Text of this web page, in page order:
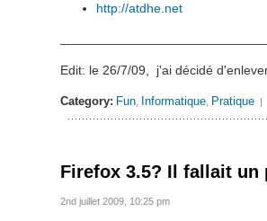
http://atdhe.net
Edit: le 26/7/09, j'ai décidé
Category: Fun, Informatique, Pratique
Firefox 3.5? Il fallait un
2nd juillet 2009, 10:25 pm